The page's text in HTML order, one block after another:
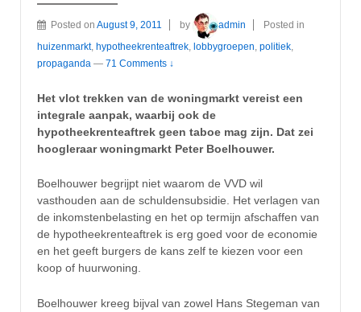
Posted on August 9, 2011 by admin
Posted in
huizenmarkt, hypotheekrenteaftrek lobbygroepen politiek
propaganda — 71 Comments ↓
Het vlot trekken van de woningmarkt vereist een
integrale aanpak, waarbij ook de
hypotheekrenteaftrek geen taboe mag zijn. Dat zei
hoogleraar woningmarkt Peter Boelhouwer.
Boelhouwer begrijpt niet waarom de VVD wil
vasthouden aan de schuldensubsidie. Het verlagen van
de inkomstenbelasting en het op termijn afschaffen van
de hypotheekrenteaftrek is erg goed voor de economie
en het geeft burgers de kans zelf te kiezen voor een
koop of huurwoning.
Boelhouwer kreeg bijval van zowel Hans Stegeman van